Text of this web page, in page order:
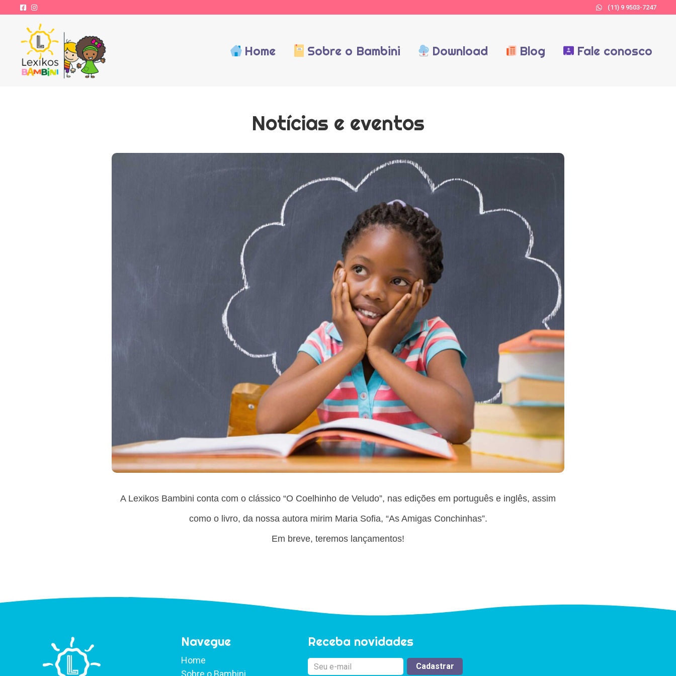
(11) 9 9503-7247
Home Sobre o Bambini Download Blog Fale conosco
Notícias e eventos
A Lexikos Bambini conta com o clássico “O Coelhinho de Veludo”, nas edições em português e inglês, assim
como o livro, da nossa autora mirim Maria Sofia, “As Amigas Conchinhas”.
Em breve, teremos lançamentos!
Navegue
Home
Receba novidades